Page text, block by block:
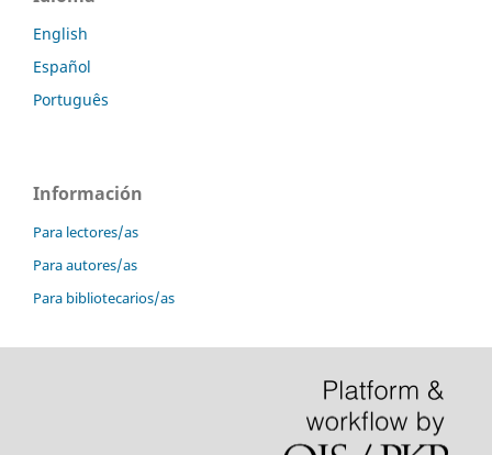
English
Español
Português
Información
Para lectores/as
Para autores/as
Para bibliotecarios/as